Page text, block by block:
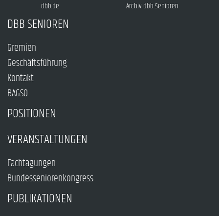
dbb.de Archiv dbb Senioren
DBB SENIOREN
Gremien
Geschäftsführung
Kontakt
BAGSO
POSITIONEN
VERANSTALTUNGEN
Fachtagungen
Bundesseniorenkongress
PUBLIKATIONEN